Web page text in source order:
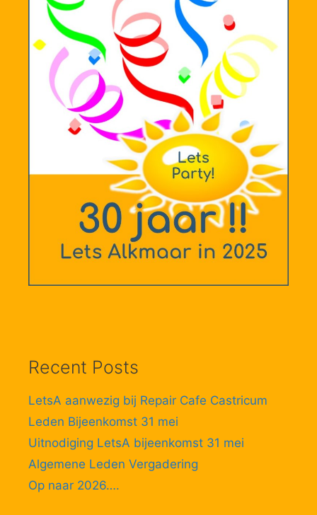
Recent Posts
LetsA aanwezig bij Repair Cafe Castricum
Leden Bijeenkomst 31 mei
Uitnodiging LetsA bijeenkomst 31 mei
Algemene Leden Vergadering
Op naar 2026….